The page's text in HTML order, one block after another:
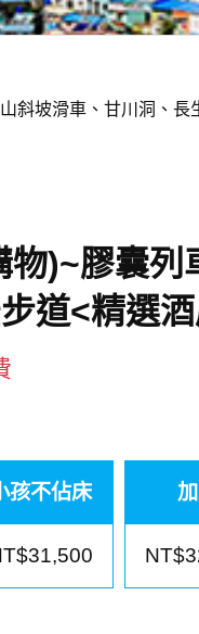
斜坡滑車、甘川洞、
)~膠囊
道<精選
孩不佔床